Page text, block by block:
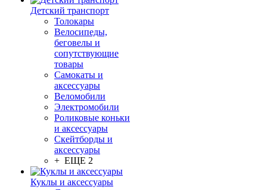
Детский транспорт
Толокары
Велосипеды,
беговелы и
сопутствующие
товары
Самокаты и
аксессуары
Веломобили
Электромобили
Роликовые коньки
и аксессуары
Скейтборды и
аксессуары
+ ЕЩЕ 2
Куклы и аксессуары